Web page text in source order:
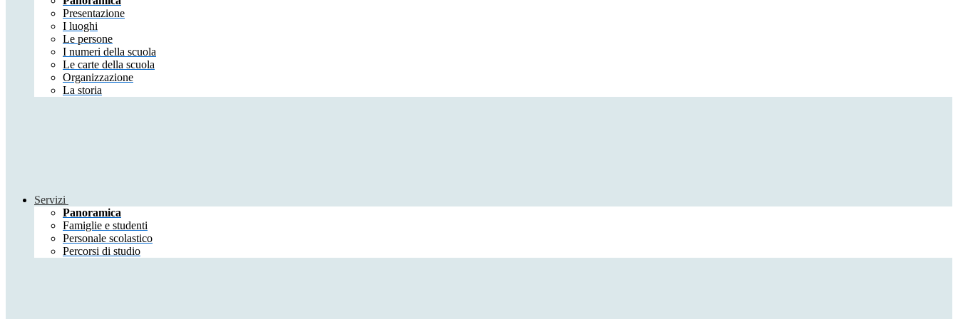
Presentazione
I luoghi
Le persone
I numeri della scuola
Le carte della scuola
Organizzazione
La storia
Servizi
Panoramica
Famiglie e studenti
Personale scolastico
Percorsi di studio